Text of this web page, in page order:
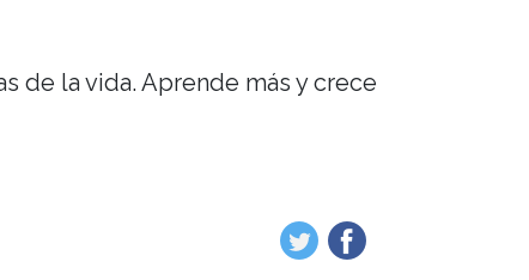
de la vida. Aprende más y crece